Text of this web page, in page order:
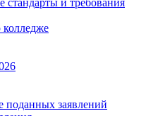
стандарты и требования
поданных заявлений